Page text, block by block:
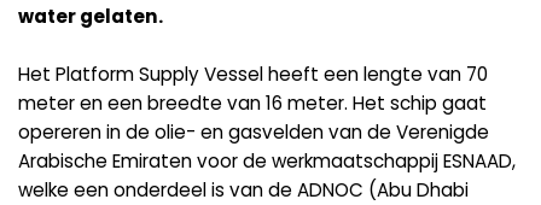
water gelaten.
Het Platform Supply Vessel heeft een lengte van 70
meter en een breedte van 16 meter. Het schip gaat
opereren in de olie- en gasvelden van de Verenigde
Arabische Emiraten voor de werkmaatschappij ESNAAD,
welke een onderdeel is van de ADNOC (Abu Dhabi